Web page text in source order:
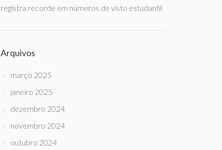
registra recorde em números de visto estudantil
Arquivos
março 2025
janeiro 2025
dezembro 2024
novembro 2024
outubro 2024